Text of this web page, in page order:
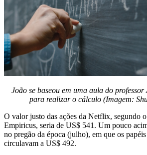
João se baseou em uma aula do
para realizar o cálculo (Imagem:
O valor justo das ações da Netflix, segundo
Empiricus, seria de US$ 541. Um pouco
no pregão da época (julho), em que os
circulavam a US$ 492.